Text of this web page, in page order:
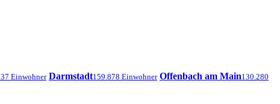
Einwohner Darmstadt159.878 Einwohner Offenbach am Main130.280